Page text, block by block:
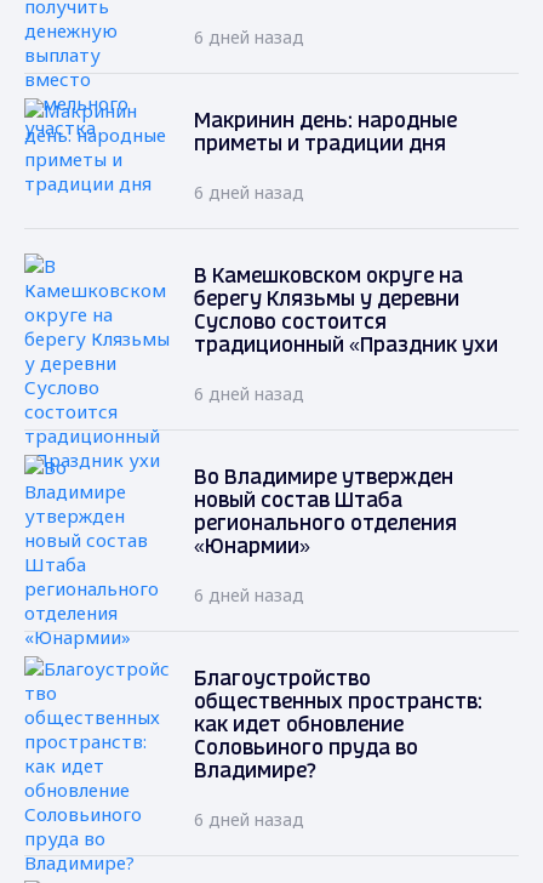
6 дней назад
Макринин день: народные
приметы и традиции дня
6 дней назад
В Камешковском округе на
берегу Клязьмы у деревни
Суслово состоится
традиционный «Праздник ухи
6 дней назад
Во Владимире утвержден
новый состав Штаба
регионального отделения
«Юнармии»
6 дней назад
Благоустройство
общественных пространств:
как идет обновление
Соловьиного пруда во
Владимире?
6 дней назад